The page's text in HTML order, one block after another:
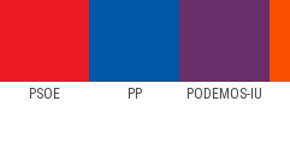
PSOE PP PODEMOS-IU